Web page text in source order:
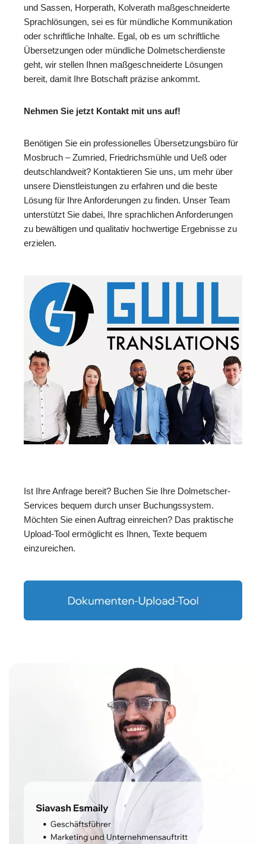
und Sassen, Horperath, Kolverath maßgeschneiderte
Sprachlösungen, sei es für mündliche Kommunikation
oder schriftliche Inhalte. Egal, ob es um schriftliche
Übersetzungen oder mündliche Dolmetscherdienste
geht, wir stellen Ihnen maßgeschneiderte Lösungen
bereit, damit Ihre Botschaft präzise ankommt.
Nehmen Sie jetzt Kontakt mit uns auf!
Benötigen Sie ein professionelles Übersetzungsbüro für
Mosbruch – Zumried, Friedrichsmühle und Ueß oder
deutschlandweit? Kontaktieren Sie uns, um mehr über
unsere Dienstleistungen zu erfahren und die beste
Lösung für Ihre Anforderungen zu finden. Unser Team
unterstützt Sie dabei, Ihre sprachlichen Anforderungen
zu bewältigen und qualitativ hochwertige Ergebnisse zu
erzielen.
Ist Ihre Anfrage bereit? Buchen Sie Ihre Dolmetscher-
Services bequem durch unser Buchungssystem.
Möchten Sie einen Auftrag einreichen? Das praktische
Upload-Tool ermöglicht es Ihnen, Texte bequem
einzureichen.